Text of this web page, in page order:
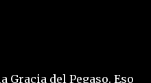
Gracia del Pegaso. Eso